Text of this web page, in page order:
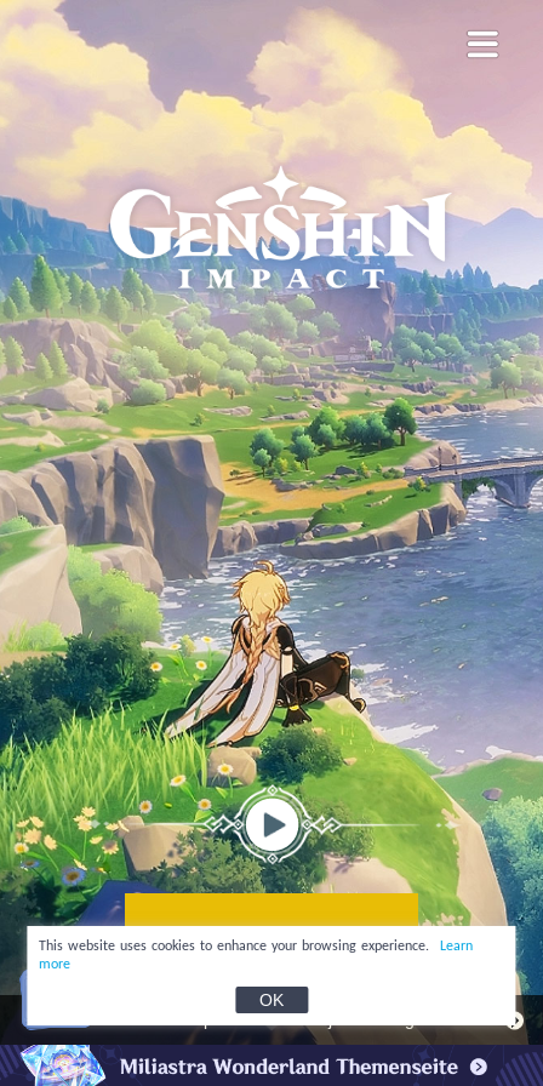
Genshin Impact · Cloud ist jetzt verfügbar!
This website uses cookies to enhance your browsing experience.
Learn
more
OK